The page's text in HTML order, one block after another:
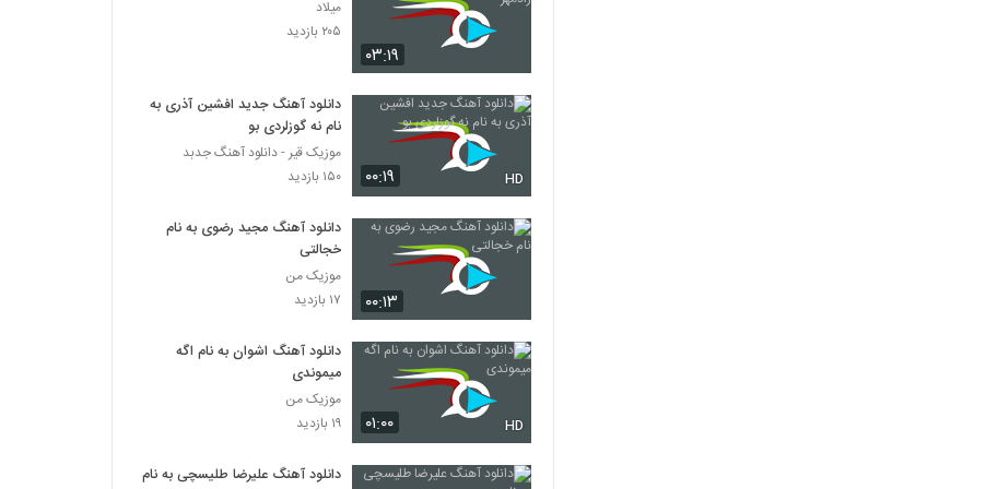
۰۳:۱۹
میلاد
۲۰۵ بازدید
۰۰:۱۹ HD
دانلود آهنگ جدید افشین آذری به
نام نه گوزلردی بو
موزیک قیر - دانلود آهنگ جدبد
۱۵۰ بازدید
۰۰:۱۳
دانلود آهنگ مجید رضوی به نام
خجالتی
موزیک من
۱۷ بازدید
۰۱:۰۰ HD
دانلود آهنگ اشوان به نام اگه
میموندی
موزیک من
۱۹ بازدید
دانلود آهنگ علیرضا طلیسچی به نام